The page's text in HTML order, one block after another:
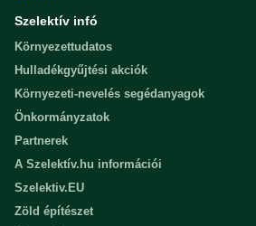
Szelektív infó
Környezettudatos
Hulladékgyűjtési akciók
Környezeti-nevelés segédanyagok
Önkormányzatok
Partnerek
A Szelektív.hu információi
Szelektiv.EU
Zöld építészet